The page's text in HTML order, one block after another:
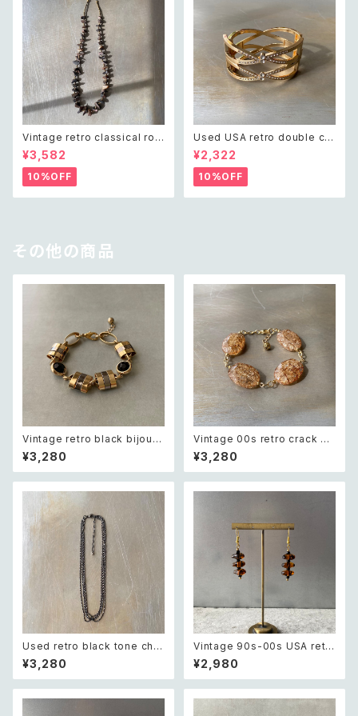
Vintage retro classical rou
gh cut shell beads necklac
e レトロ ヴィンテージ アクセサ
リー クラシカル ラフカット シェ
ル ビーズ ネックレス
¥3,582
10%OFF
Used USA retro double cro
ss crystal bijou bangle レト
ロ アメリカ ユーズド アクセサリ
ー ゴールド ダブル クロス ビジ
ュー バングル
¥2,322
10%OFF
その他の商品
Vintage retro black bijou b
icolor chain bracelet レトロ
ヴィンテージ アクセサリー ブラ
ック ビジュー バイカラー チェー
¥3,280
Vintage 00s retro crack be
ads bracelet レトロ ヴィンテ
ージ アクセサリー クラック ビー
ズ ブレスレット
¥3,280
Used retro black tone chai
n necklace レトロ ユーズド ア
クセサリー ブラック チェーン 4
連 ネックレス
¥3,280
Vintage 90s-00s USA retr
o amber color beads pierc
e レトロ アメリカ ヴィンテージ
アクセサリー 琥珀色 ビーズ ピ
¥2,980